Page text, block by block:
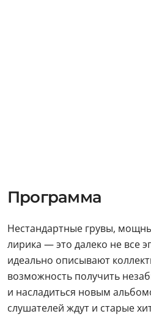
Программа
Нестандартные грувы,
лирика — это далеко не все
идеально описывают
возможность получить
и насладиться новым
слушателей ждут и старые